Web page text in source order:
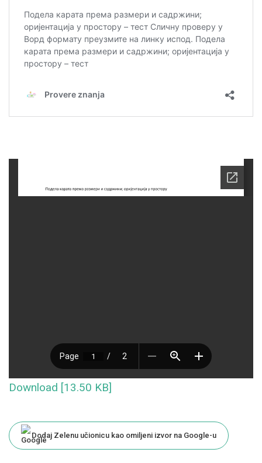
Download [13.50 KB]
Dodaj Zelenu učionicu kao omiljeni izvor na Google-u